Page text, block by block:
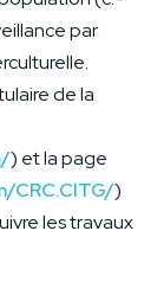
par
de la
) et la page
CRC.CITG/)
les travaux